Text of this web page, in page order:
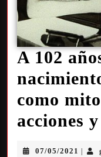
A 102
como
acciones
07/05/2021